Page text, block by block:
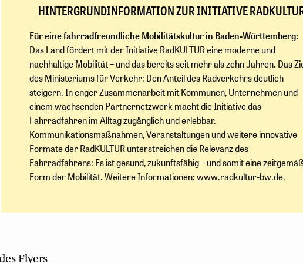
HINTERGRUNDINFORMATION ZUR INITIATIVE
Für eine fahrradfreundliche Mobilitätskultur in Baden-Württemberg:
Das Land fördert mit der Initiative RadKULTUR eine moderne und
nachhaltige Mobilität – und das bereits seit mehr als zehn Jahren. Das
des Ministeriums für Verkehr: Den Anteil des Radverkehrs deutlich
steigern. In enger Zusammenarbeit mit Kommunen, Unternehmen und
einem wachsenden Partnernetzwerk macht die Initiative das
Fahrradfahren im Alltag zugänglich und erlebbar.
Kommunikationsmaßnahmen, Veranstaltungen und weitere innovative
Formate der RadKULTUR unterstreichen die Relevanz des
Fahrradfahrens: Es ist gesund, zukunftsfähig – und somit eine
Form der Mobilität. Weitere Informationen: www.radkultur-bw.de.
Flyers